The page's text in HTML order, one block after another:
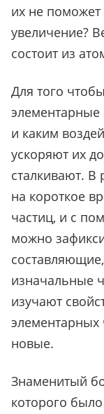
их не
увеличение?
состоит из
Для того
элементарные
и каким
ускоряют их
сталкивают. В
на короткое
частиц, и с
можно
изначальные
изучают
элементарных
новые.
Знаменитый
которого